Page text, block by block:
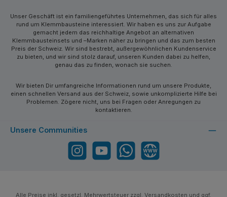
Unser Geschäft ist ein familiengeführtes Unternehmen, das sich für alles
rund um Klemmbausteine interessiert. Wir haben es uns zur Aufgabe
gemacht jedem das reichhaltige Angebot an alternativen
Klemmbausteinsets und –Marken näher zu bringen und das zum besten
Preis der Schweiz. Wir sind bestrebt, außergewöhnlichen Kundenservice
zu bieten, und wir sind stolz darauf, unseren Kunden dabei zu helfen,
genau das zu finden, wonach sie suchen.
Wir bieten Dir umfangreiche Informationen rund um unsere Produkte,
einen schnellen Versand aus der Schweiz, sowie unkomplizierte Hilfe bei
Problemen. Zögere nicht, uns bei Fragen oder Anregungen zu
kontaktieren.
Unsere Communities
Instagram YouTube WhatsApp Website
Alle Preise inkl. gesetzl. Mehrwertsteuer zzgl. Versandkosten und ggf.